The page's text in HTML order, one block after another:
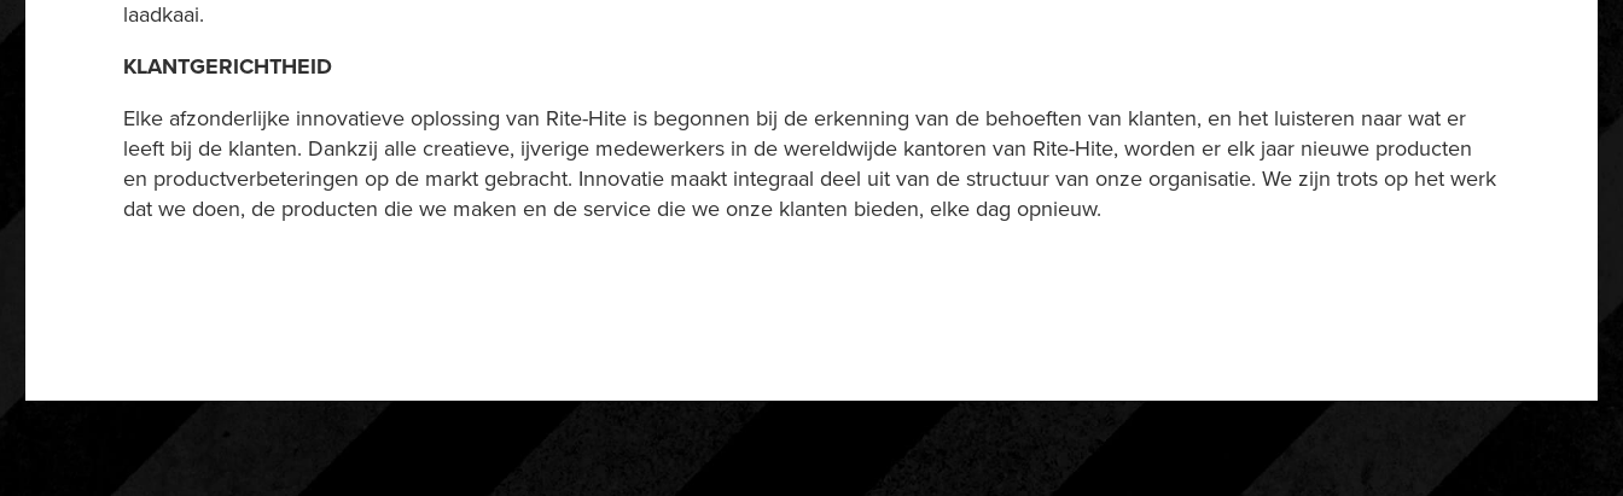
laadkaai.
KLANTGERICHTHEID
Elke afzonderlijke innovatieve oplossing van Rite-Hite is begonnen bij de erkenning van de behoeften van klanten, en het luisteren naar wat er
leeft bij de klanten. Dankzij alle creatieve, ijverige medewerkers in de wereldwijde kantoren van Rite-Hite, worden er elk jaar nieuwe producten
en productverbeteringen op de markt gebracht. Innovatie maakt integraal deel uit van de structuur van onze organisatie. We zijn trots op het werk
dat we doen, de producten die we maken en de service die we onze klanten bieden, elke dag opnieuw.